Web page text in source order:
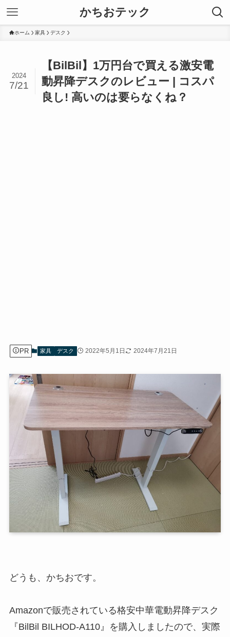
かちおテック
ホーム 家具 デスク
【BilBil】1万円台で買える激安電
動昇降デスクのレビュー | コスパ
良し! 高いのは要らなくね？
2024
7/21
PR 家具 デスク 2022年5月1日 2024年7月21日
どうも、かちおです。
Amazonで販売されている格安中華電動昇降デスク
『BilBil BILHOD-A110』を購入しましたので、実際